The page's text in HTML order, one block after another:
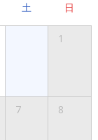
土 日
1
7 8